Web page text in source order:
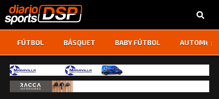
FÚTBOL BÁSQUET BABY FÚTBOL ‹ ›